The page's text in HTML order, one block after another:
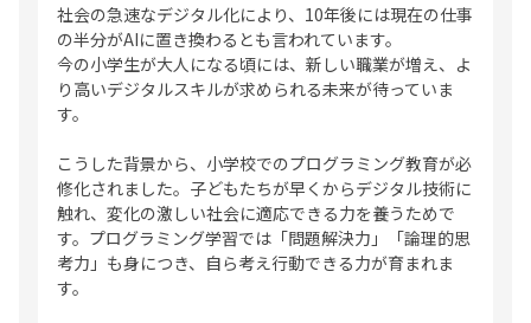
社会の急速なデジタル化により、10年後には現在の仕事
の半分がAIに置き換わるとも言われています。
今の小学生が大人になる頃には、新しい職業が増え、よ
り高いデジタルスキルが求められる未来が待っていま
す。
こうした背景から、小学校でのプログラミング教育が必
修化されました。子どもたちが早くからデジタル技術に
触れ、変化の激しい社会に適応できる力を養うためで
す。プログラミング学習では「問題解決力」「論理的思
考力」も身につき、自ら考え行動できる力が育まれま
す。